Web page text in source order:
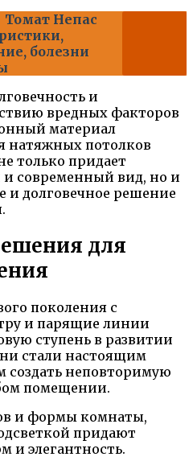
Томат Непас
болезни
и
вредных факторов
материал
натяжных потолков
только придает
и современный вид, но и
и долговечное решение
для
поколения с
и парящие линии
ступень в развитии
стали настоящим
неповторимую
помещении.
и формы комнаты,
придают
и элегантность.